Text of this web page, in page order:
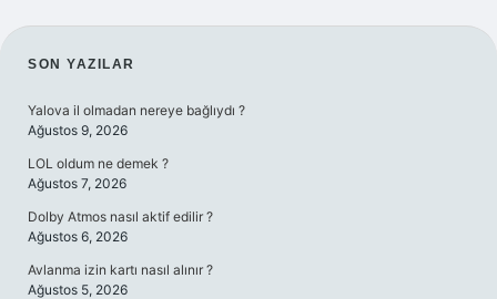
SIDEBAR
SON YAZILAR
Yalova il olmadan nereye bağlıydı ?
Ağustos 9, 2026
LOL oldum ne demek ?
Ağustos 7, 2026
Dolby Atmos nasıl aktif edilir ?
Ağustos 6, 2026
Avlanma izin kartı nasıl alınır ?
Ağustos 5, 2026